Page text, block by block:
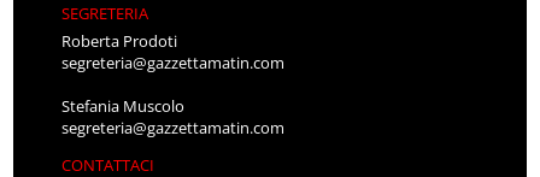
SEGRETERIA
Roberta Prodoti
segreteria@gazzettamatin.com
Stefania Muscolo
segreteria@gazzettamatin.com
CONTATTACI